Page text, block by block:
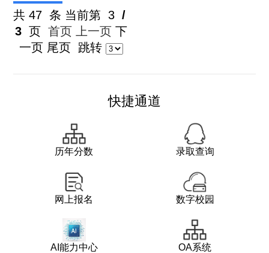
共47 条 当前第3 /
3 页首页 上一页 下
一页 尾页 跳转
快捷通道
历年分数 录取查询
网上报名 数字校园
AI能力中心 OA系统